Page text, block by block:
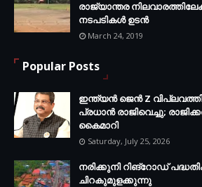
രാജ്യാന്തര
നടപടികള്‍ ഉടന്‍
March 24, 2019
Popular Posts
ഇന്ത്യൻ ജെൻ Z
പ്രധാൻ രാജിവെച്ചു;
കൈമാറി
Saturday, July 25, 2026
നരിക്കുനി റിങ്റോഡ്
ചിറകുമുളക്കുന്നു